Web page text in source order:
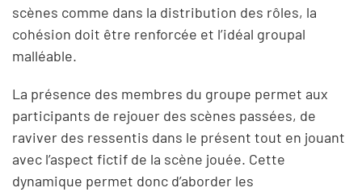
scènes comme dans la distribution des rôles, la
cohésion doit être renforcée et l’idéal groupal
malléable.
La présence des membres du groupe permet aux
participants de rejouer des scènes passées, de
raviver des ressentis dans le présent tout en jouant
avec l’aspect fictif de la scène jouée. Cette
dynamique permet donc d’aborder les